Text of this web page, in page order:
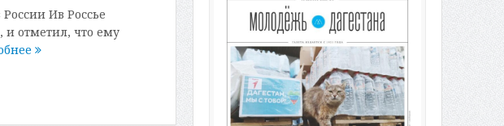
Ив Россье
и отметил, что ему